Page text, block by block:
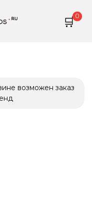
0
возможен заказ